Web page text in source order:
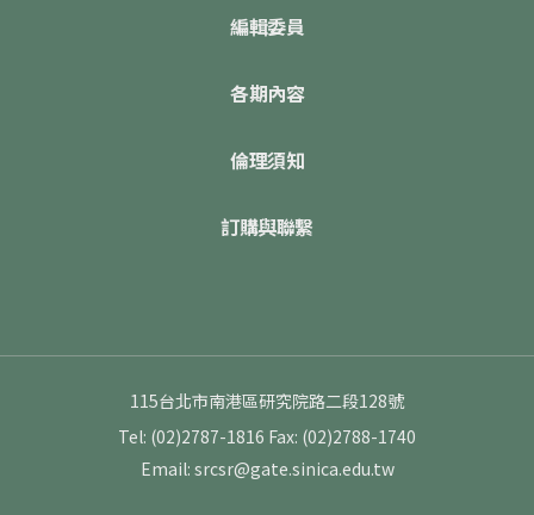
編輯委員
各期內容
倫理須知
訂購與聯繫
115台北市南港區研究院路二段128號
Tel: (02)2787-1816 Fax: (02)2788-1740
Email: srcsr@gate.sinica.edu.tw